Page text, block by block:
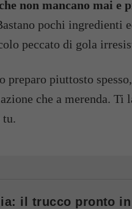
non mancano mai e
pochi ingredienti
peccato di gola
piuttosto
che a merenda. Ti
tu.
il trucco pronto